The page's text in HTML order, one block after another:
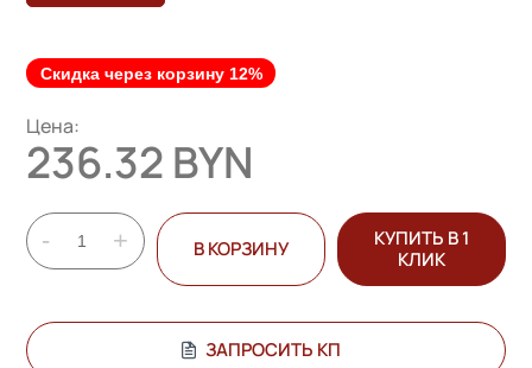
Скидка через корзину 12%
Цена:
236.32 BYN
- + В КОРЗИНУ
КУПИТЬ В 1
КЛИК
ЗАПРОСИТЬ КП